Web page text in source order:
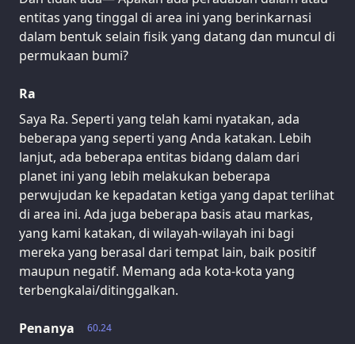
entitas yang tinggal di area ini yang berinkarnasi
dalam bentuk selain fisik yang datang dan muncul di
permukaan bumi?
Ra
Saya Ra. Seperti yang telah kami nyatakan, ada
beberapa yang seperti yang Anda katakan. Lebih
lanjut, ada beberapa entitas bidang dalam dari
planet ini yang lebih melakukan beberapa
perwujudan ke kepadatan ketiga yang dapat terlihat
di area ini. Ada juga beberapa basis atau markas,
yang kami katakan, di wilayah-wilayah ini bagi
mereka yang berasal dari tempat lain, baik positif
maupun negatif. Memang ada kota-kota yang
terbengkalai/ditinggalkan.
60.24
Penanya